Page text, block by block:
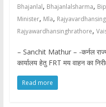
Bhajanlal, Bhajanlalsharma,
Minister, Mla,
Rajyawardhansinghrathore,
– Sanchit Mathur – -कर्नल
कार्यालय हेतु FRT मय वाहन का
Read more